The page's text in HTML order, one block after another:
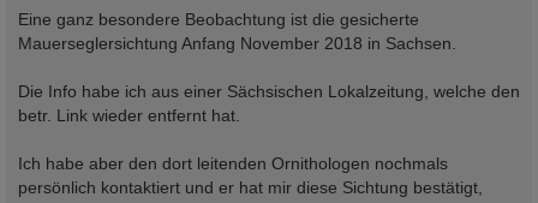
i
r
Eine ganz besondere Beobachtung ist die gesicherte
Mauerseglersichtung Anfang November 2018 in Sachsen.
Die Info habe ich aus einer Sächsischen Lokalzeitung, welche den
betr. Link wieder entfernt hat.
Ich habe aber den dort leitenden Ornithologen nochmals
persönlich kontaktiert und er hat mir diese Sichtung bestätigt,